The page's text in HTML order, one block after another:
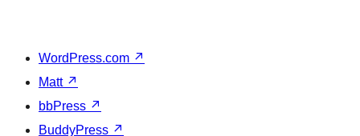
WordPress.com ↗
Matt ↗
bbPress ↗
BuddyPress ↗